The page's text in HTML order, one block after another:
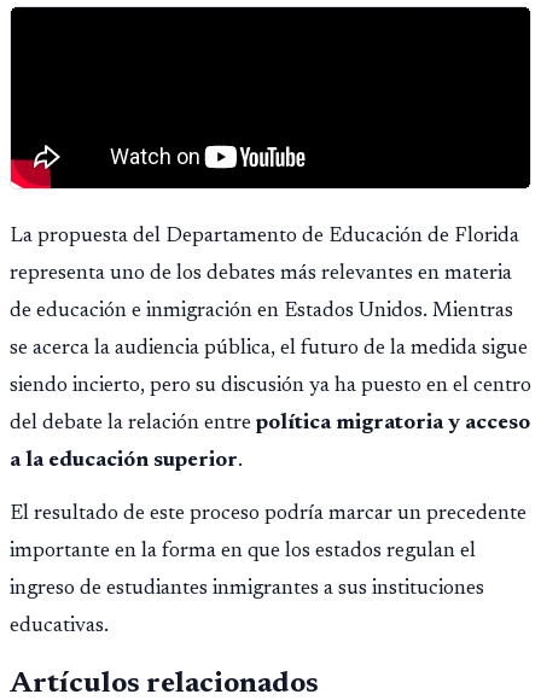
La propuesta del Departamento de Educación de Florida
representa uno de los debates más relevantes en materia
de educación e inmigración en Estados Unidos. Mientras
se acerca la audiencia pública, el futuro de la medida sigue
siendo incierto, pero su discusión ya ha puesto en el centro
del debate la relación entre política migratoria y acceso
a la educación superior.
El resultado de este proceso podría marcar un precedente
importante en la forma en que los estados regulan el
ingreso de estudiantes inmigrantes a sus instituciones
educativas.
Artículos relacionados